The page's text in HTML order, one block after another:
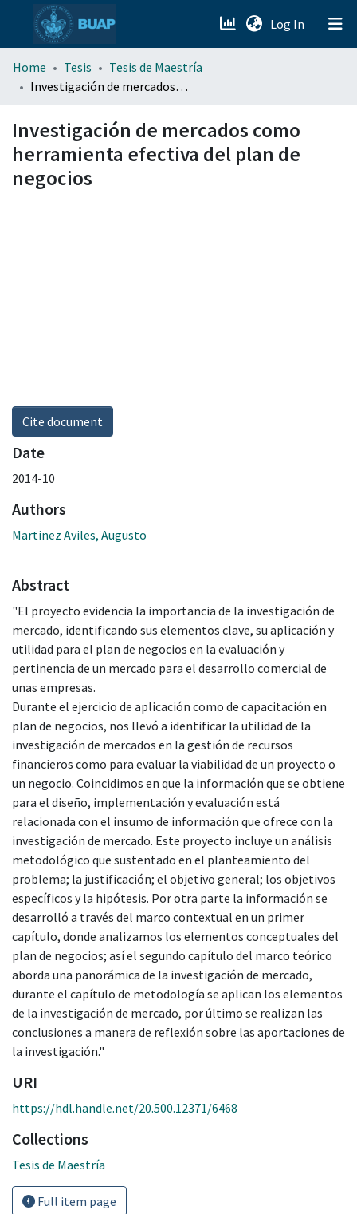
Log In (current)
menu.section.about_menu
Home Tesis
Tesis de Maestría
Investigación de mercados como herramienta efectiva del plan de negocios
Investigación de mercados como
herramienta efectiva del plan de
negocios
Cite document
Date
2014-10
Authors
Martinez Aviles, Augusto
Abstract
"El proyecto evidencia la importancia de la investigación de
mercado, identificando sus elementos clave, su aplicación y
utilidad para el plan de negocios en la evaluación y
pertinencia de un mercado para el desarrollo comercial de
unas empresas.
Durante el ejercicio de aplicación como de capacitación en
plan de negocios, nos llevó a identificar la utilidad de la
investigación de mercados en la gestión de recursos
financieros como para evaluar la viabilidad de un proyecto o
un negocio. Coincidimos en que la información que se obtiene
para el diseño, implementación y evaluación está
relacionada con el insumo de información que ofrece con la
investigación de mercado. Este proyecto incluye un análisis
metodológico que sustentado en el planteamiento del
problema; la justificación; el objetivo general; los objetivos
específicos y la hipótesis. Por otra parte la información se
desarrolló a través del marco contextual en un primer
capítulo, donde analizamos los elementos conceptuales del
plan de negocios; así el segundo capítulo del marco teórico
aborda una panorámica de la investigación de mercado,
durante el capítulo de metodología se aplican los elementos
de la investigación de mercado, por último se realizan las
conclusiones a manera de reflexión sobre las aportaciones de
la investigación."
URI
https://hdl.handle.net/20.500.12371/6468
Collections
Tesis de Maestría
Full item page